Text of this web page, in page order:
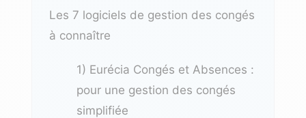
Les 7 logiciels de gestion des congés
à connaître
1) Eurécia Congés et Absences :
pour une gestion des congés
simplifiée